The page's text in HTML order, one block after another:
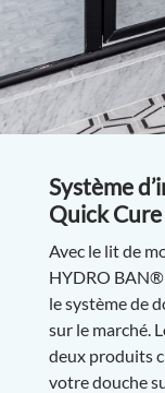
Système
Quick Cure
Avec le lit de
HYDRO BAN®
le système de
sur le marché.
deux produits
votre douche